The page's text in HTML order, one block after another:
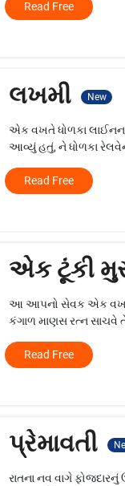
Read Free
લખમી New
એક વખતે ધોળકા લાઈનના
આવ્યું હતું, ને ધોળકા
Read Free
એક ટૂંકી
આ આપનો સેવક એક વખત
કંગાળ માણસ રત્ન સાચવે
Read Free
પ્રેમાવતી
રાતના નવ વાગે